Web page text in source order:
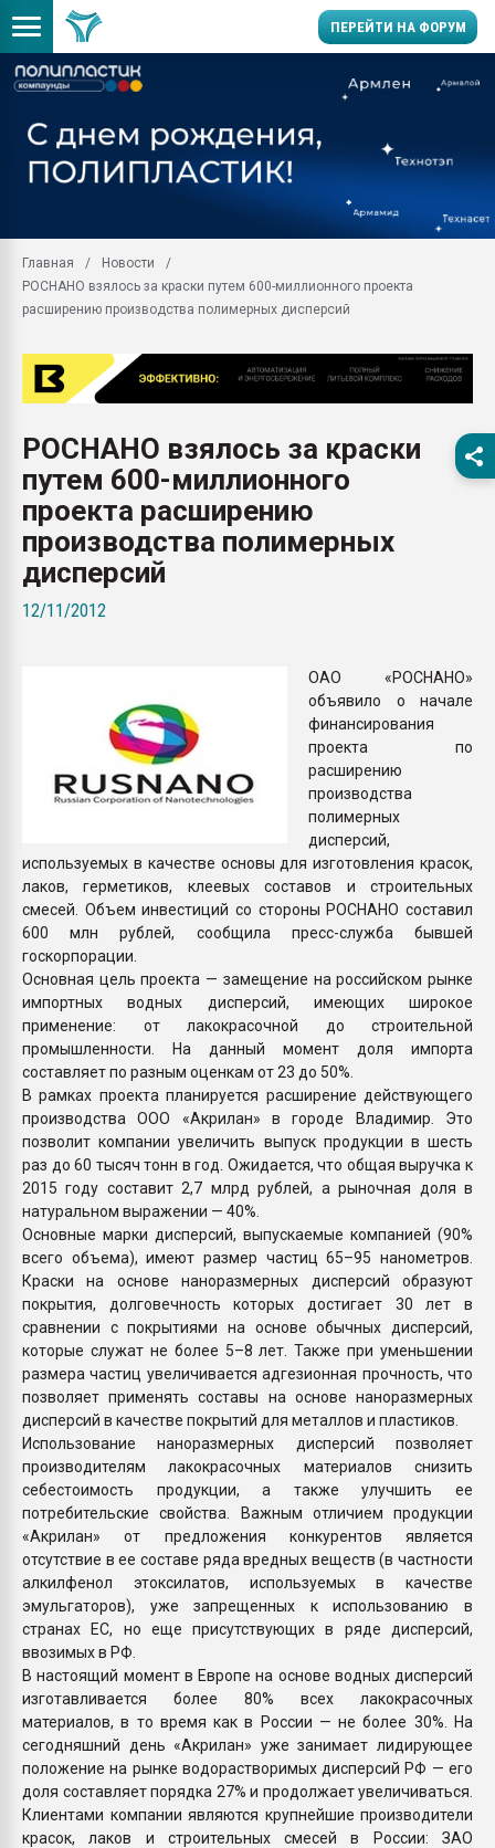
ПЕРЕЙТИ НА ФОРУМ
заводу пластмасс"
Вакуум-формовочные
28.07.2026
первый план в
28.07.2026
ситуацией на
бутылок
Главная
Новости
РОСНАНО взялось за краски путем 600-миллионного проекта
расширению производства полимерных дисперсий
РОСНАНО взялось за краски
путем 600-миллионного
проекта расширению
производства полимерных
дисперсий
12/11/2012
ОАО «РОСНАНО»
объявило о начале
финансирования
проекта по
расширению
производства
полимерных
дисперсий,
используемых в качестве основы для изготовления красок,
лаков, герметиков, клеевых составов и строительных
смесей. Объем инвестиций со стороны РОСНАНО составил
600 млн рублей, сообщила пресс-служба бывшей
госкорпорации.
Основная цель проекта — замещение на российском рынке
импортных водных дисперсий, имеющих широкое
применение: от лакокрасочной до строительной
промышленности. На данный момент доля импорта
составляет по разным оценкам от 23 до 50%.
В рамках проекта планируется расширение действующего
производства ООО «Акрилан» в городе Владимир. Это
позволит компании увеличить выпуск продукции в шесть
раз до 60 тысяч тонн в год. Ожидается, что общая выручка к
2015 году составит 2,7 млрд рублей, а рыночная доля в
натуральном выражении — 40%.
Основные марки дисперсий, выпускаемые компанией (90%
всего объема), имеют размер частиц 65–95 нанометров.
Краски на основе наноразмерных дисперсий образуют
покрытия, долговечность которых достигает 30 лет в
сравнении с покрытиями на основе обычных дисперсий,
которые служат не более 5–8 лет. Также при уменьшении
размера частиц увеличивается адгезионная прочность, что
позволяет применять составы на основе наноразмерных
дисперсий в качестве покрытий для металлов и пластиков.
Использование наноразмерных дисперсий позволяет
производителям лакокрасочных материалов снизить
себестоимость продукции, а также улучшить ее
потребительские свойства. Важным отличием продукции
«Акрилан» от предложения конкурентов является
отсутствие в ее составе ряда вредных веществ (в частности
алкилфенол этоксилатов, используемых в качестве
эмульгаторов), уже запрещенных к использованию в
странах ЕС, но еще присутствующих в ряде дисперсий,
ввозимых в РФ.
В настоящий момент в Европе на основе водных дисперсий
изготавливается более 80% всех лакокрасочных
материалов, в то время как в России — не более 30%. На
сегодняшний день «Акрилан» уже занимает лидирующее
положение на рынке водорастворимых дисперсий РФ — его
доля составляет порядка 27% и продолжает увеличиваться.
Клиентами компании являются крупнейшие производители
красок, лаков и строительных смесей в России: ЗАО